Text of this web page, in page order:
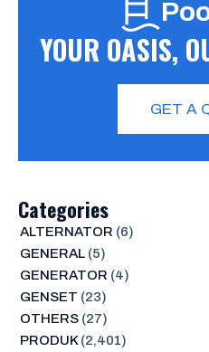
YOUR OASIS,
GET A
Categories
ALTERNATOR (6)
GENERAL(5)
GENERATOR (4)
GENSET (23)
OTHERS(27)
PRODUK(2,401)